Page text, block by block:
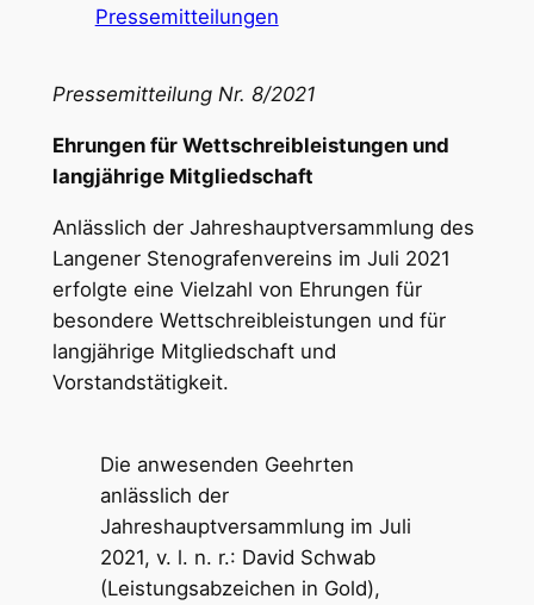
Pressemitteilungen
Pressemitteilung Nr. 8/2021
Ehrungen für Wettschreibleistungen und
langjährige Mitgliedschaft
Anlässlich der Jahreshauptversammlung des
Langener Stenografenvereins im Juli 2021
erfolgte eine Vielzahl von Ehrungen für
besondere Wettschreibleistungen und für
langjährige Mitgliedschaft und
Vorstandstätigkeit.
Die anwesenden Geehrten
anlässlich der
Jahreshauptversammlung im Juli
2021, v. l. n. r.: David Schwab
(Leistungsabzeichen in Gold),